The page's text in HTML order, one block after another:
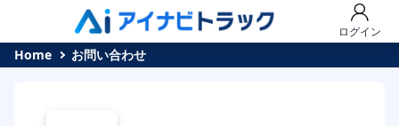
ログイン
Home お問い合わせ